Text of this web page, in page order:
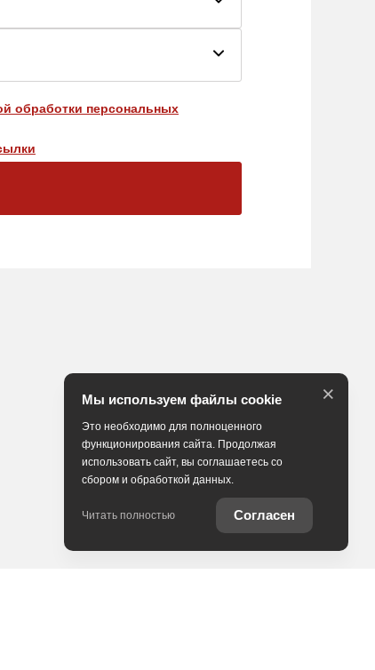
обработки персональных
Мы используем файлы cookie
Это необходимо для полноценного
функционирования сайта. Продолжая
использовать сайт, вы соглашаетесь со
сбором и обработкой данных.
Читать полностью Согласен
×